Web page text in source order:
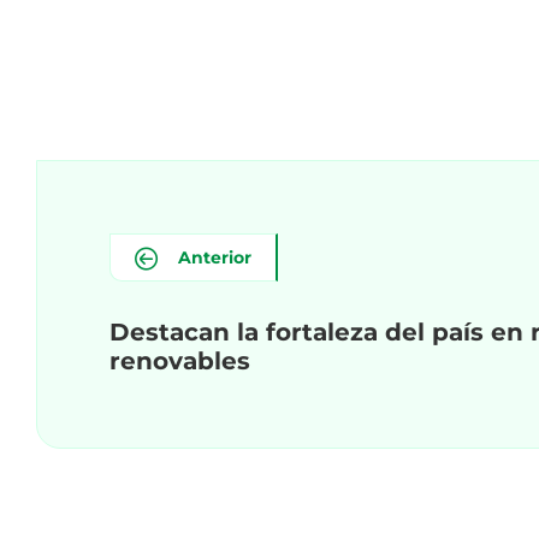
Anterior
Destacan la fortaleza del país en
renovables